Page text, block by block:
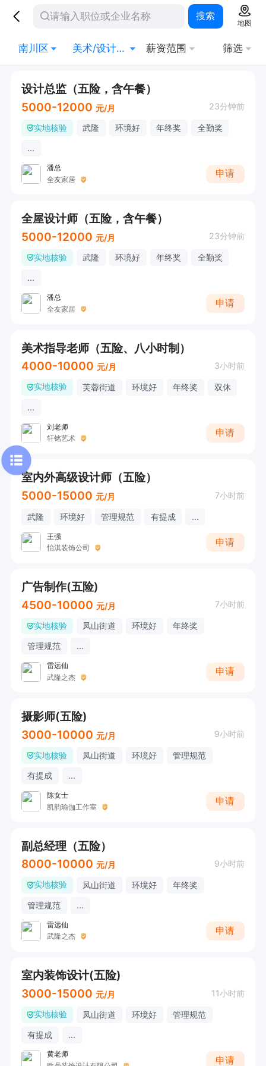
搜索
地图
南川区 美术/设计/创意 薪资范围 筛选
设计总监（五险，含午餐）
5000-12000 元/月 23分钟前
实地核验 武隆 环境好 年终奖
全勤奖
...
潘总
全友家居
申请
全屋设计师（五险，含午餐）
5000-12000 元/月 23分钟前
实地核验 武隆 环境好 年终奖
全勤奖
...
潘总
全友家居
申请
美术指导老师（五险、八小时制）
4000-10000 元/月 3小时前
实地核验 芙蓉街道 环境好 年终奖
双休
...
刘老师
轩铭艺术
申请
室内外高级设计师（五险）
5000-15000 元/月 7小时前
武隆 环境好 管理规范 有提成 ...
王强
怡淇装饰公司
申请
广告制作(五险)
4500-10000 元/月 7小时前
实地核验 凤山街道 环境好
年终奖
管理规范
...
雷远仙
武隆之杰
申请
摄影师(五险)
3000-10000 元/月 9小时前
实地核验 凤山街道 环境好
管理规范
有提成
...
陈女士
凯韵瑜伽工作室
申请
副总经理（五险）
8000-10000 元/月 9小时前
实地核验 凤山街道 环境好
年终奖
管理规范
...
雷远仙
武隆之杰
申请
室内装饰设计(五险)
3000-15000 元/月 11小时前
实地核验 凤山街道 环境好
管理规范
有提成
...
黄老师
申请